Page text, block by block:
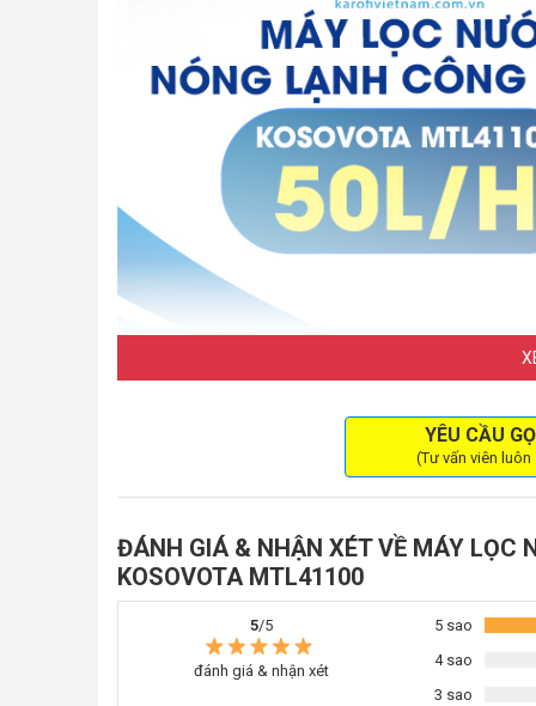
Máy lọc nước nóng lạnh
Thông số kỹ thuật máy lọc nước
Tên sản
Máy lọc nước RO nóng
Model
YÊU CẦU
(Tư vấn viên
ĐÁNH GIÁ & NHẬN XÉT VỀ MÁY LỌC
KOSOVOTA MTL41100
5/5
đánh giá & nhận xét
5 sao
4 sao
3 sao